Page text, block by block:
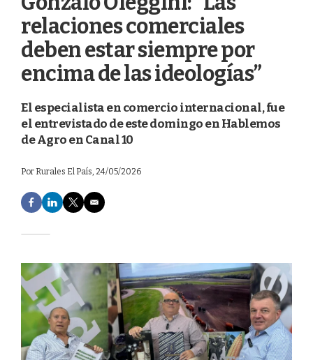
relaciones comerciales
deben estar siempre por
encima de las ideologías”
El especialista en comercio internacional, fue
el entrevistado de este domingo en Hablemos
de Agro en Canal 10
Por Rurales El País, 24/05/2026
F
a
e
o
o
k
L
i
d
I
n
T
w
e
r
E
m